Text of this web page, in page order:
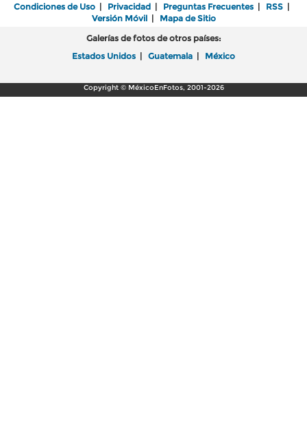
Condiciones de Uso | Privacidad | Preguntas Frecuentes | RSS |
Versión Móvil| Mapa de Sitio
Galerías de fotos de otros países:
Estados Unidos | Guatemala | México
Copyright © MéxicoEnFotos, 2001-2026